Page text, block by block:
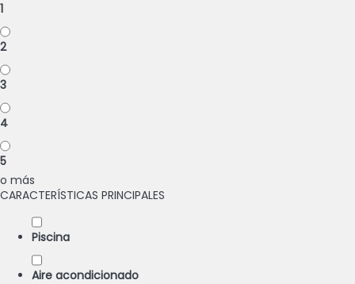
1
2
3
4
5
o más
CARACTERÍSTICAS PRINCIPALES
Piscina
Aire acondicionado